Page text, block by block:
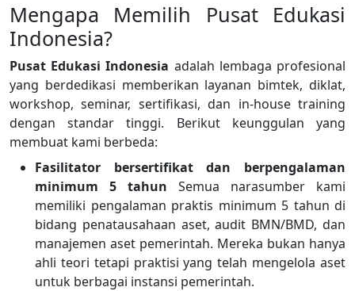
Mengapa Memilih Pusat Edukasi
Indonesia?
Pusat Edukasi Indonesia adalah lembaga profesional
yang berdedikasi memberikan layanan bimtek, diklat,
workshop, seminar, sertifikasi, dan in-house training
dengan standar tinggi. Berikut keunggulan yang
membuat kami berbeda:
Fasilitator bersertifikat dan berpengalaman
minimum 5 tahun
Semua narasumber kami
memiliki pengalaman praktis minimum 5 tahun di
bidang penatausahaan aset, audit BMN/BMD, dan
manajemen aset pemerintah. Mereka bukan hanya
ahli teori tetapi praktisi yang telah mengelola aset
untuk berbagai instansi pemerintah.